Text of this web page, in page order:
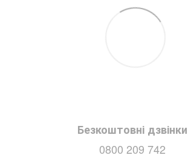
Безкоштовні дзвінки
0800 209 742